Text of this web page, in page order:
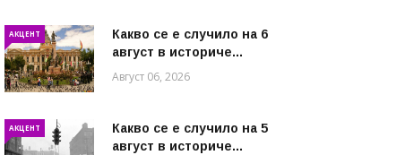
АКЦЕНТ
Какво се е случило на 6
август в историче...
Август 06, 2026
АКЦЕНТ
Какво се е случило на 5
август в историче...